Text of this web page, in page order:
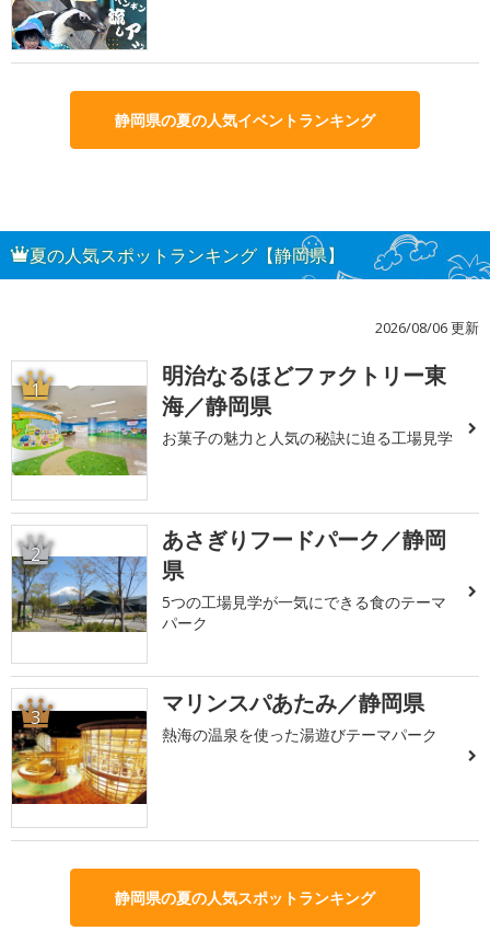
静岡県の夏の人気イベントランキング
夏の人気スポットランキング【静岡県】
2026/08/06 更新
1
明治なるほどファクトリー東
海／静岡県
お菓子の魅力と人気の秘訣に迫る工場見学
2
あさぎりフードパーク／静岡
県
5つの工場見学が一気にできる食のテーマ
パーク
3 マリンスパあたみ／静岡県
熱海の温泉を使った湯遊びテーマパーク
静岡県の夏の人気スポットランキング